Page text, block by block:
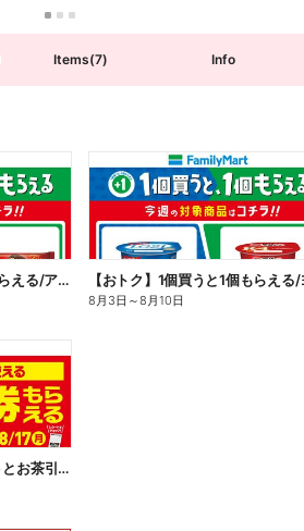
Items(7) Info
【おトク】1個買うと1個もらえる/アイス
8月3日 ～8月10日
【無料引換券!】焼き麺買うとお茶引換券貰える!